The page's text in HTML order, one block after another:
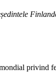
privind